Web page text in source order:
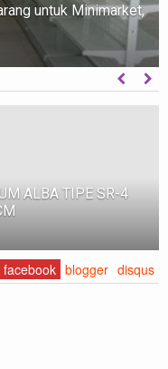
untuk Minimarket,
MORE
ALBA TIPE SR-4
facebook blogger disqus